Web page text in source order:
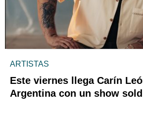
ARTISTAS
Este viernes llega Carín
Argentina con un show